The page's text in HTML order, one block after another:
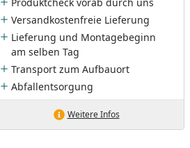
Versandkostenfreie Lieferung
Lieferung und Montagebeginn
am selben Tag
Transport zum Aufbauort
Abfallentsorgung
Weitere Infos